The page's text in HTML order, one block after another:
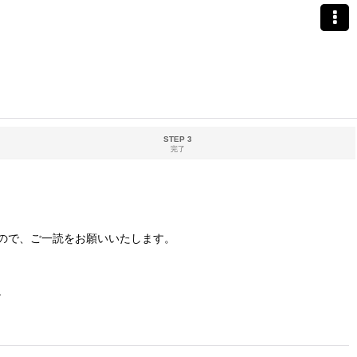
STEP 3
完了
、ご一読をお願いいたします。